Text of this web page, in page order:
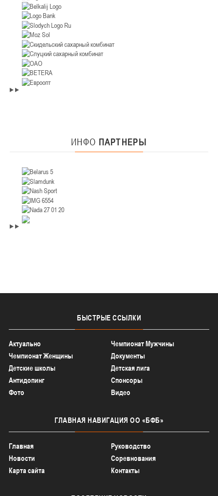
ИНФО ПАРТНЕРЫ
БЫСТРЫЕ ССЫЛКИ
Актуально
Чемпионат Мужчины
Чемпионат Женщины
Документы
Детские школы
Детская лига
Антидопинг
Спонсоры
Фото
Видео
ГЛАВНАЯ НАВИГАЦИЯ ОО «БФБ»
Главная
Руководство
Новости
Соревнования
Карта сайта
Контакты